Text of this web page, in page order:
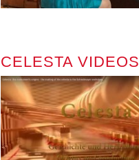
CELESTA VIDEOS